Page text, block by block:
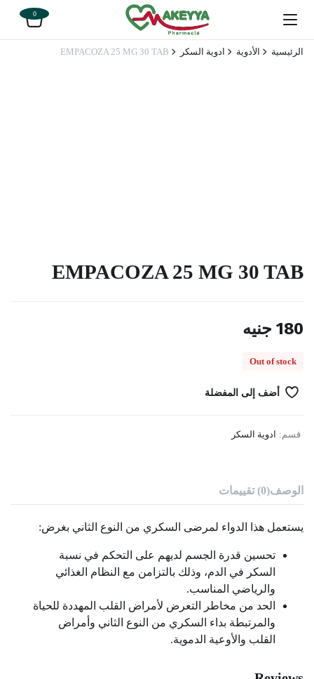
0
الرئيسية الأدوية ادوية السكر EMPACOZA 25 MG 30 TAB
EMPACOZA 25 MG 30 TAB
180 جنيه
Out of stock
أضف إلى المفضلة
قسم: ادوية السكر
الوصف(0) تقييمات
يستعمل هذا الدواء لمرضى السكري من النوع الثاني بغرض:
تحسين قدرة الجسم لديهم على التحكم في نسبة
السكر في الدم، وذلك بالتزامن مع النظام الغذائي
والرياضي المناسب.
الحد من مخاطر التعرض لأمراض القلب المهددة للحياة
والمرتبطة بداء السكري من النوع الثاني وأمراض
القلب والأوعية الدموية.